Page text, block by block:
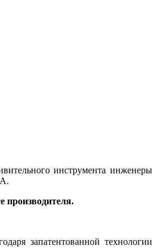
инструмента инженеры
производителя.
запатентованной технологии